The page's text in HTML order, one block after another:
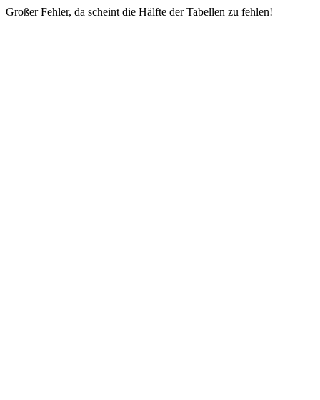
Großer Fehler, da scheint die Hälfte der Tabellen zu fehlen!